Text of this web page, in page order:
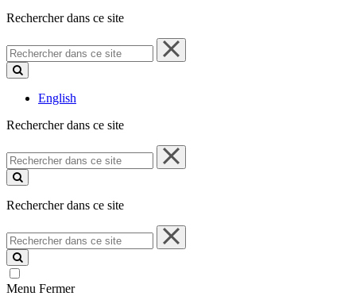
Rechercher dans ce site
Rechercher
dans
ce
English
Rechercher dans ce site
Rechercher
dans
ce
Rechercher dans ce site
Rechercher
dans
ce
site
Menu Fermer